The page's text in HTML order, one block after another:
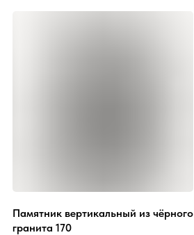
Памятник вертикальный из чёрного
гранита 170